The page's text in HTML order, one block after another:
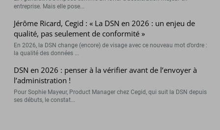
entreprise. Mais elle pose...
Jérôme Ricard, Cegid : « La DSN en 2026 : un enjeu de
qualité, pas seulement de conformité »
En 2026, la DSN change (encore) de visage avec ce nouveau mot d’ordre :
la qualité des données ...
DSN en 2026 : penser à la vérifier avant de l’envoyer à
l’administration !
Pour Sophie Mayeur, Product Manager chez Cegid, qui suit la DSN depuis
ses débuts, le constat...